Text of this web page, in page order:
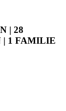
| 28
| 1 FAMILIE